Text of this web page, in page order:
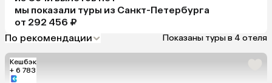
мы показали туры из Санкт-Петербурга
от 292 456 ₽
По рекомендации
Показаны туры в 4 отеля
Кешбэк
+ 6 783